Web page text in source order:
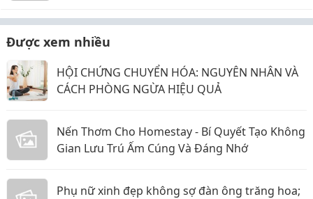
Được xem nhiều
HỘI CHỨNG CHUYỂN HÓA: NGUYÊN NHÂN VÀ
CÁCH PHÒNG NGỪA HIỆU QUẢ
Nến Thơm Cho Homestay - Bí Quyết Tạo Không
Gian Lưu Trú Ấm Cúng Và Đáng Nhớ
Phụ nữ xinh đẹp không sợ đàn ông trăng hoa;